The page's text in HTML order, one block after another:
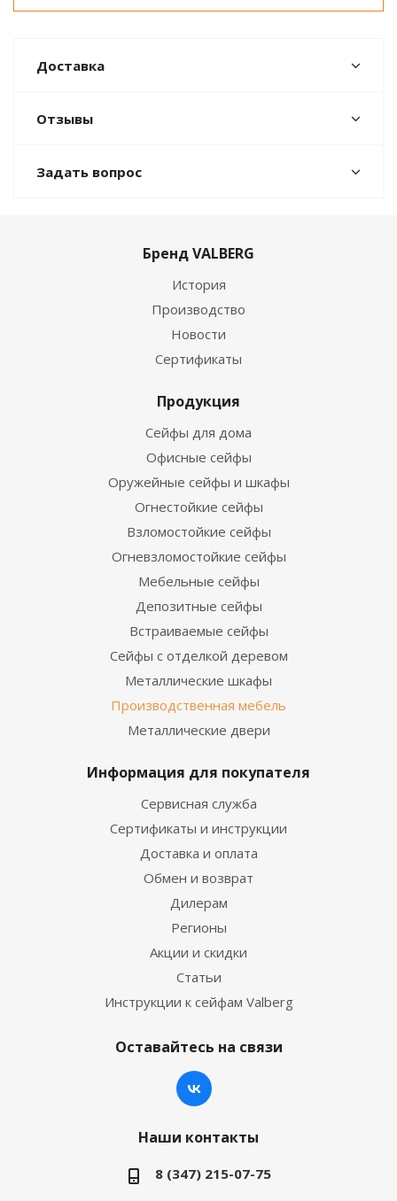
Доставка
Отзывы
Задать вопрос
Бренд VALBERG
История
Производство
Новости
Сертификаты
Продукция
Сейфы для дома
Офисные сейфы
Оружейные сейфы и шкафы
Огнестойкие сейфы
Взломостойкие сейфы
Огневзломостойкие сейфы
Мебельные сейфы
Депозитные сейфы
Встраиваемые сейфы
Сейфы с отделкой деревом
Металлические шкафы
Производственная мебель
Металлические двери
Информация для покупателя
Сервисная служба
Сертификаты и инструкции
Доставка и оплата
Обмен и возврат
Дилерам
Регионы
Акции и скидки
Статьи
Инструкции к сейфам Valberg
Оставайтесь на связи
Наши контакты
8 (347) 215-07-75